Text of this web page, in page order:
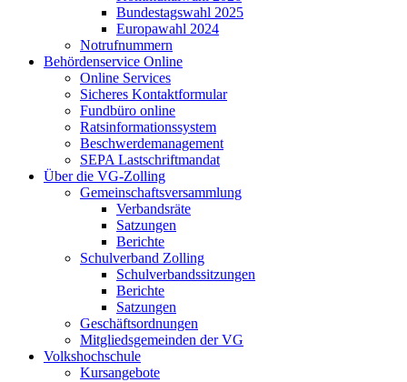
Bundestagswahl 2025
Europawahl 2024
Notrufnummern
Behördenservice Online
Online Services
Sicheres Kontaktformular
Fundbüro online
Ratsinformationssystem
Beschwerdemanagement
SEPA Lastschriftmandat
Über die VG-Zolling
Gemeinschaftsversammlung
Verbandsräte
Satzungen
Berichte
Schulverband Zolling
Schulverbandssitzungen
Berichte
Satzungen
Geschäftsordnungen
Mitgliedsgemeinden der VG
Volkshochschule
Kursangebote